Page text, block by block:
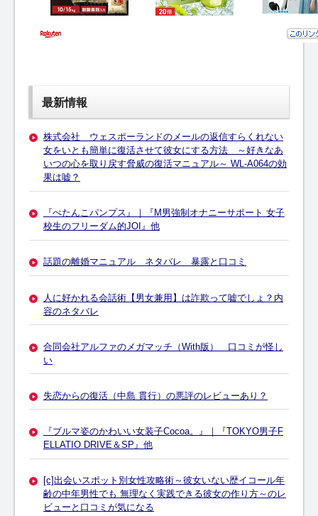
最新情報
株式会社 ウェスポーランドのメールの返信すらくれない
女をいとも簡単に復活させて彼女にする方法 ～好きなあ
いつの心を取り戻す脅威の復活マニュアル～ WL-A064の効
果は嘘？
『ぺたんこパンプス』｜『M男強制オナニーサポート 女子
校生のフリーダム的JOI』他
話題の離婚マニュアル ネタバレ 暴露と口コミ
人に好かれる会話術【男女兼用】は詐欺って嘘でしょ？内
容のネタバレ
合同会社アルファのメガマッチ（With版） 口コミが怪し
い
失恋からの復活（中島 貫行）の悪評のレビューあり？
『ブルマ姿のかわいい女装子Cocoa。』｜『TOKYO男子F
ELLATIO DRIVE＆SP』他
[c]出会いスポット別女性攻略術～彼女いない歴イコール年
齢の中年男性でも 無理なく実践できる彼女の作り方～のレ
ビューと口コミが気になる